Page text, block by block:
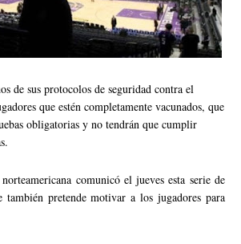
de sus protocolos de seguridad contra el
que estén completamente vacunados, que
obligatorias y no tendrán que cumplir
comunicó el jueves esta serie de
también pretende motivar a los jugadores para